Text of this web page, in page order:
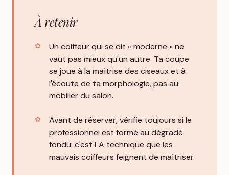
À retenir
Un coiffeur qui se dit « moderne » ne
vaut pas mieux qu'un autre. Ta coupe
se joue à la maîtrise des ciseaux et à
l'écoute de ta morphologie, pas au
mobilier du salon.
Avant de réserver, vérifie toujours si le
professionnel est formé au dégradé
fondu: c'est LA technique que les
mauvais coiffeurs feignent de maîtriser.